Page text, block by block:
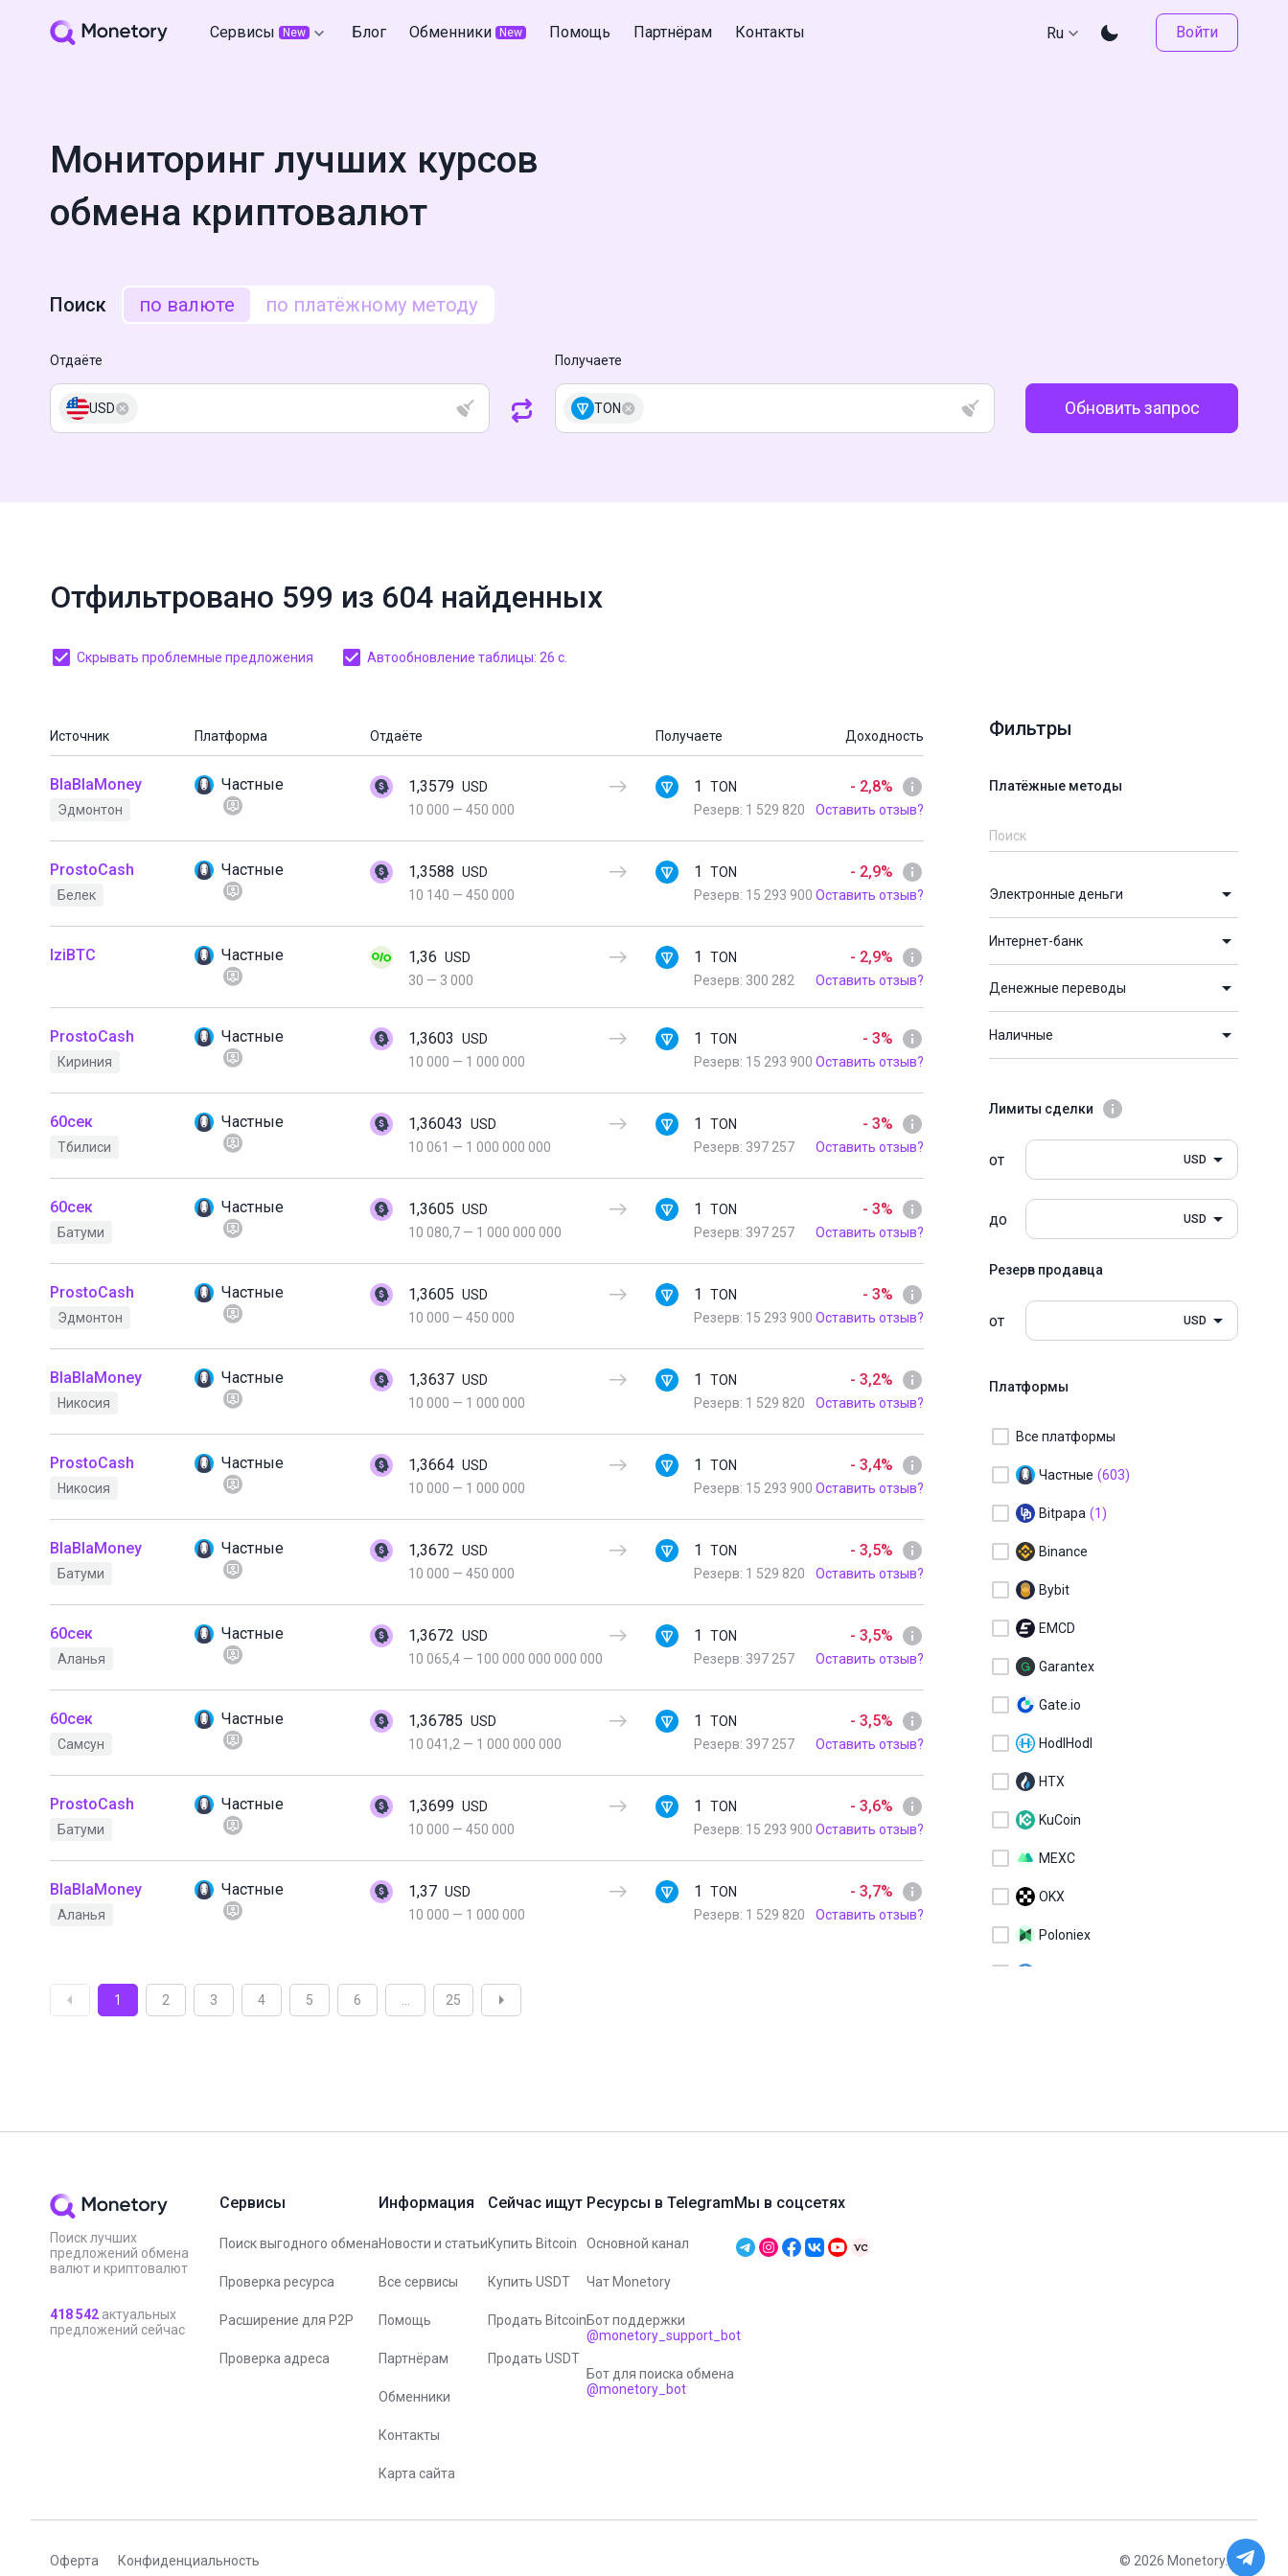
Сервисы New Блог Обменники New Помощь Партнёрам Контакты Ru Войти
Мониторинг лучших курсов
обмена криптовалют
Поиск по валюте по платёжному методу
Отдаёте
USD
Получаете
TON Обновить запрос
Отфильтровано 599 из 604 найденных
Скрывать проблемные предложения Автообновление таблицы: 26 с.
Источник Платформа Отдаёте Получаете Доходность
BlaBlaMoney
Эдмонтон
Частные 1,3579 USD
10 000 — 450 000
1
TON
Резерв: 1 529 820
- 2,8%
Оставить отзыв?
ProstoCash
Белек
Частные 1,3588 USD
10 140 — 450 000
1
TON
Резерв: 15 293 900
- 2,9%
Оставить отзыв?
IziBTC Частные 1,36 USD
30 — 3 000
1
TON
Резерв: 300 282
- 2,9%
Оставить отзыв?
ProstoCash
Кириния
Частные 1,3603
USD
10 000 — 1 000 000
1
TON
Резерв: 15 293 900
- 3%
Оставить отзыв?
60сек
Тбилиси
Частные 1,36043
USD
10 061 — 1 000 000 000
1
TON
Резерв: 397 257
- 3%
Оставить отзыв?
60сек
Батуми
Частные 1,3605 USD
10 080,7 — 1 000 000 000
1
TON
Резерв: 397 257
- 3%
Оставить отзыв?
ProstoCash
Эдмонтон
Частные 1,3605 USD
10 000 — 450 000
1
TON
Резерв: 15 293 900
- 3%
Оставить отзыв?
BlaBlaMoney
Никосия
Частные 1,3637 USD
10 000 — 1 000 000
1
TON
Резерв: 1 529 820
- 3,2%
Оставить отзыв?
ProstoCash
Никосия
Частные 1,3664 USD
10 000 — 1 000 000
1
TON
Резерв: 15 293 900
- 3,4%
Оставить отзыв?
BlaBlaMoney
Батуми
Частные 1,3672 USD
10 000 — 450 000
1
TON
Резерв: 1 529 820
- 3,5%
Оставить отзыв?
60сек
Аланья
Частные 1,3672 USD
10 065,4 — 100 000 000 000 000
1
TON
Резерв: 397 257
- 3,5%
Оставить отзыв?
60сек
Самсун
Частные 1,36785 USD
10 041,2 — 1 000 000 000
1
TON
Резерв: 397 257
- 3,5%
Оставить отзыв?
ProstoCash
Батуми
Частные 1,3699 USD
10 000 — 450 000
1
TON
Резерв: 15 293 900
- 3,6%
Оставить отзыв?
BlaBlaMoney
Аланья
Частные 1,37 USD
10 000 — 1 000 000
1
TON
Резерв: 1 529 820
- 3,7%
Оставить отзыв?
1 2 3 4 5 6 25
Фильтры
Платёжные методы
Электронные деньги
Интернет-банк
Денежные переводы
Наличные
Лимиты сделки
от USD
до USD
Резерв продавца
от USD
Платформы
Все платформы
Частные (603)
Bitpapa (1)
Binance
Bybit
EMCD
Garantex
Gate.io
HodlHodl
HTX
KuCoin
MEXC
OKX
Poloniex
Поиск лучших
предложений обмена
валют и криптовалют
418 542 актуальных
предложений сейчас
Сервисы
Поиск выгодного обмена
Проверка ресурса
Расширение для P2P
Проверка адреса
Информация
Новости и статьи
Все сервисы
Помощь
Партнёрам
Обменники
Контакты
Карта сайта
Сейчас ищут
Купить Bitcoin
Купить USDT
Продать Bitcoin
Продать USDT
Ресурсы в Telegram
Основной канал
Чат Monetory
Бот поддержки
@monetory_support_bot
Бот для поиска обмена
@monetory_bot
Мы в соцсетях
Оферта Конфиденциальность © 2026 Monetory.io